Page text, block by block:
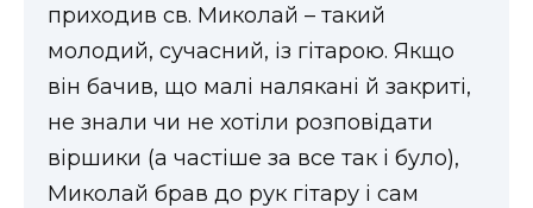
приходив св. Миколай – такий
молодий, сучасний, із гітарою. Якщо
він бачив, що малі налякані й закриті,
не знали чи не хотіли розповідати
віршики (а частіше за все так і було),
Миколай брав до рук гітару і сам